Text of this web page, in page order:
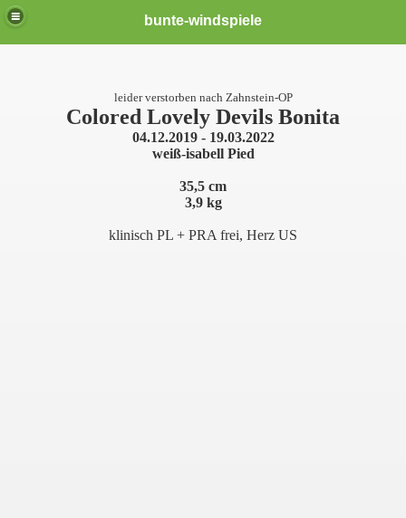
bunte-windspiele
leider verstorben nach Zahnstein-OP
Colored Lovely Devils Bonita
04.12.2019 - 19.03.2022
weiß-isabell Pied
35,5 cm
3,9 kg
klinisch PL + PRA frei, Herz US